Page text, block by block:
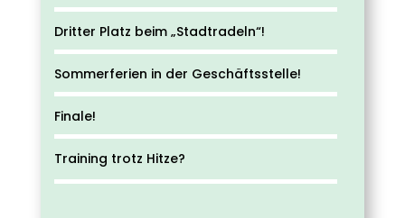
Dritter Platz beim „Stadtradeln“!
Sommerferien in der Geschäftsstelle!
Finale!
Training trotz Hitze?